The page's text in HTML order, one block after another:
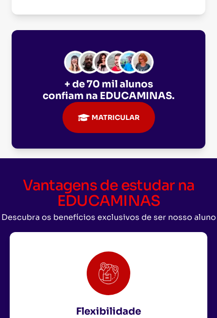
+ de 70 mil alunos
confiam na EDUCAMINAS.
MATRICULAR
Vantagens de estudar na
EDUCAMINAS
Descubra os benefícios exclusivos de ser nosso aluno
Flexibilidade